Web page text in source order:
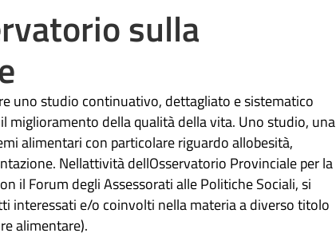
sulla
uno studio continuativo, dettagliato e sistematico
miglioramento della qualità della vita. Uno studio, una
alimentari con particolare riguardo allobesità,
Nellattività dellOsservatorio Provinciale per la
il Forum degli Assessorati alle Politiche Sociali, si
interessati e/o coinvolti nella materia a diverso titolo
alimentare).